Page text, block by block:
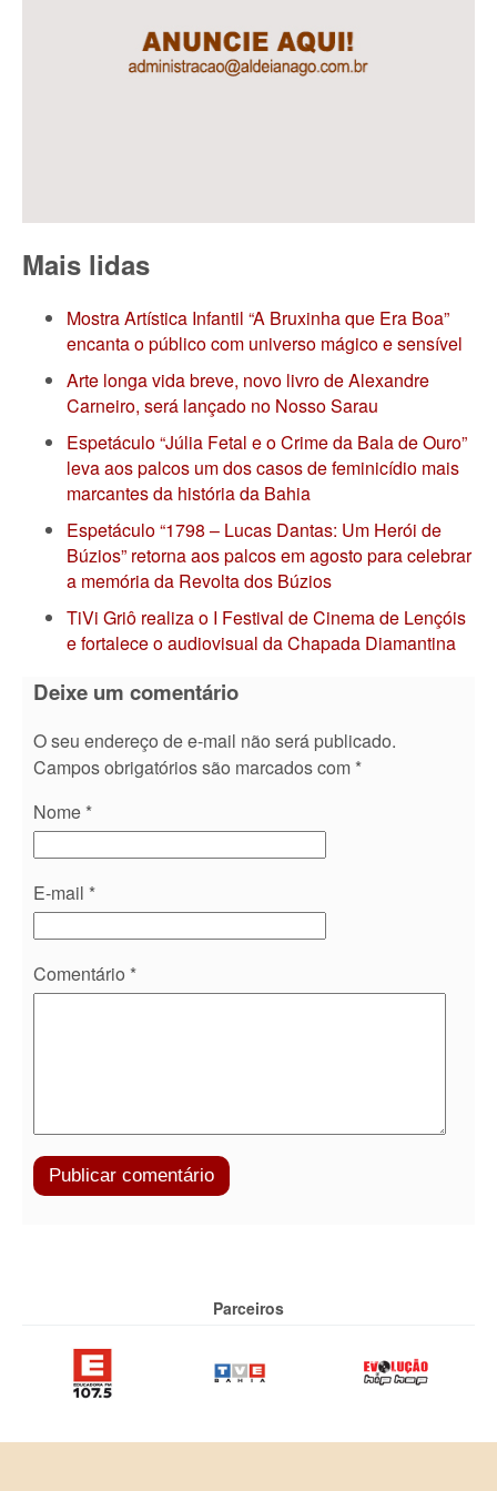
Mais lidas
Mostra Artística Infantil “A Bruxinha que Era Boa”
encanta o público com universo mágico e sensível
Arte longa vida breve, novo livro de Alexandre
Carneiro, será lançado no Nosso Sarau
Espetáculo “Júlia Fetal e o Crime da Bala de Ouro”
leva aos palcos um dos casos de feminicídio mais
marcantes da história da Bahia
Espetáculo “1798 – Lucas Dantas: Um Herói de
Búzios” retorna aos palcos em agosto para celebrar
a memória da Revolta dos Búzios
TiVi Griô realiza o I Festival de Cinema de Lençóis
e fortalece o audiovisual da Chapada Diamantina
Deixe um comentário
O seu endereço de e-mail não será publicado.
Campos obrigatórios são marcados com *
Nome *
E-mail *
Comentário *
Parceiros